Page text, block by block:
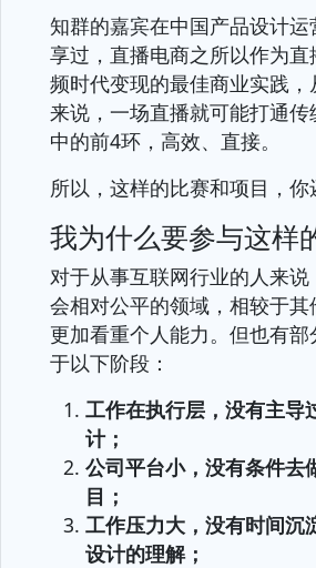
知群的嘉宾在中国产品设计
享过，直播电商之所以作为
频时代变现的最佳商业实践，
来说，一场直播就可能打通传
中的前4环，高效、直接。
所以，这样的比赛和项目，你
我为什么要参与这样
对于从事互联网行业的人来
会相对公平的领域，相较于其
更加看重个人能力。但也有
于以下阶段：
工作在执行层，没有主导
计；
公司平台小，没有条件去
目；
工作压力大，没有时间沉
设计的理解；